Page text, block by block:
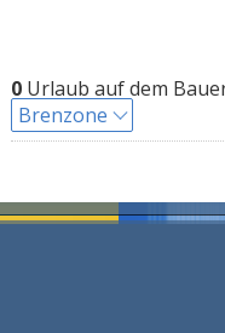
0Urlaub auf dem
Brenzone